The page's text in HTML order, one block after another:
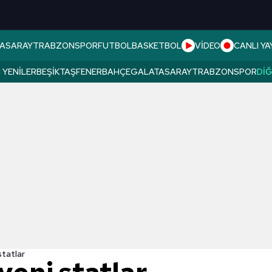
TRABZONSPORFUTBOLBASKETBOL VİDEO CANLI
YENILERBEŞIKTAŞFENERBAHÇEGALATASARAYTRABZONSPOR